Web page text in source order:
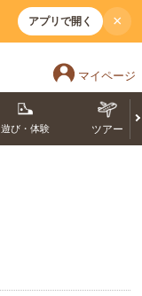
アプリで開く ×
マイページ
遊び・体験 ツアー